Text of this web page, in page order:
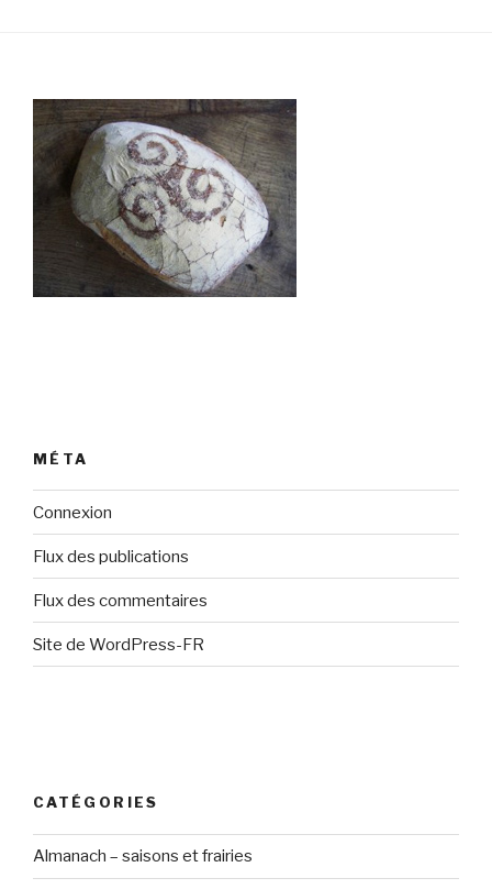
MÉTA
Connexion
Flux des publications
Flux des commentaires
Site de WordPress-FR
CATÉGORIES
Almanach – saisons et frairies